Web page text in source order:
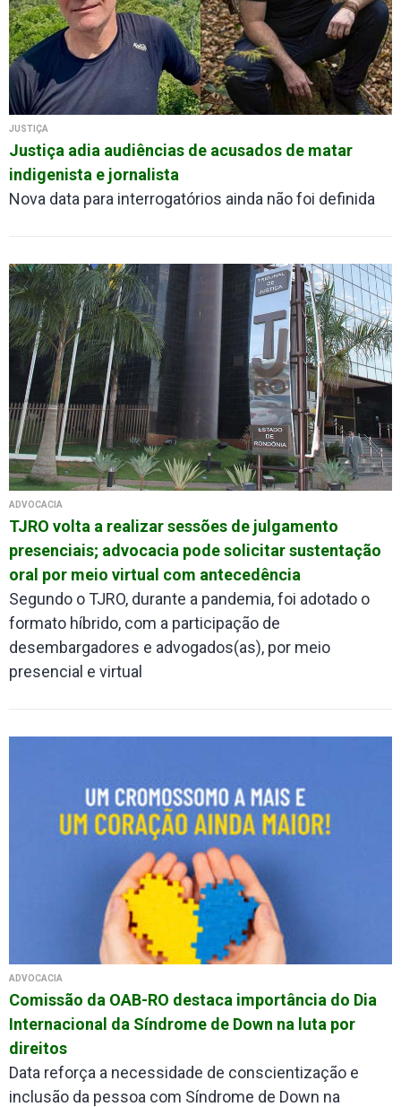
JUSTIÇA
Justiça adia audiências de acusados de matar
indigenista e jornalista
Nova data para interrogatórios ainda não foi definida
ADVOCACIA
TJRO volta a realizar sessões de julgamento
presenciais; advocacia pode solicitar sustentação
oral por meio virtual com antecedência
Segundo o TJRO, durante a pandemia, foi adotado o
formato híbrido, com a participação de
desembargadores e advogados(as), por meio
presencial e virtual
ADVOCACIA
Comissão da OAB-RO destaca importância do Dia
Internacional da Síndrome de Down na luta por
direitos
Data reforça a necessidade de conscientização e
inclusão da pessoa com Síndrome de Down na